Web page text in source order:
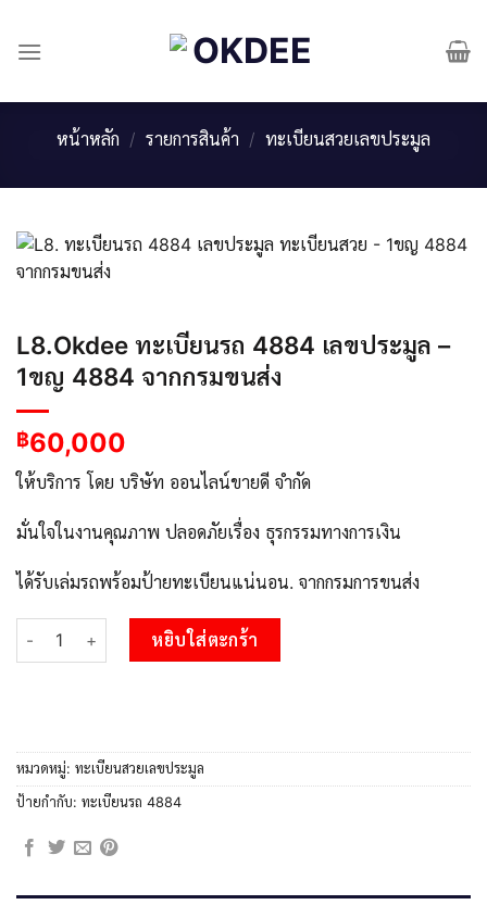
content
หน้าหลัก / รายการสินค้า / ทะเบียนสวยเลขประมูล
L8.Okdee ทะเบียนรถ 4884 เลขประมูล –
1ขญ 4884 ​จากกรมขนส่ง
฿60,000
ให้บริการ โดย บริษัท ออนไลน์ขายดี จำกัด
มั่นใจในงานคุณภาพ ปลอดภัยเรื่อง ธุรกรรมทางการเงิน
ได้รับเล่มรถพร้อมป้ายทะเบียนแน่นอน. จากกรมการขนส่ง
จำนวน L8.Okdee ทะเบียนรถ 4884 เลขประมูล - 1ขญ 4884 ​จากก
หยิบใส่ตะกร้า
หมวดหมู่: ทะเบียนสวยเลขประมูล
ป้ายกำกับ: ทะเบียนรถ 4884